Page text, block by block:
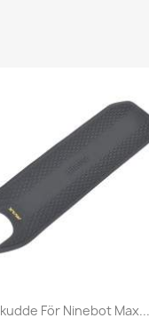
Snabbvy
För Ninebot Max...